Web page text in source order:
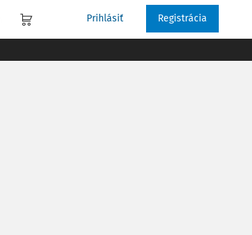
Prihlásiť Registrácia